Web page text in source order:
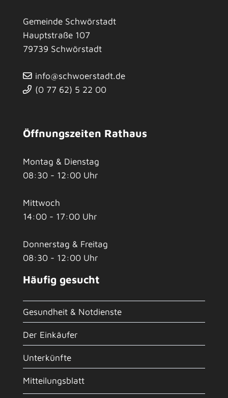
Gemeinde Schwörstadt
Hauptstraße 107
79739 Schwörstadt
info@schwoerstadt.de
(0 77 62) 5 22 00
Öffnungszeiten Rathaus
Montag & Dienstag
08:30 - 12:00 Uhr
Mittwoch
14:00 - 17:00 Uhr
Donnerstag & Freitag
08:30 - 12:00 Uhr
Häufig gesucht
Gesundheit & Notdienste
Der Einkäufer
Unterkünfte
Mitteilungsblatt